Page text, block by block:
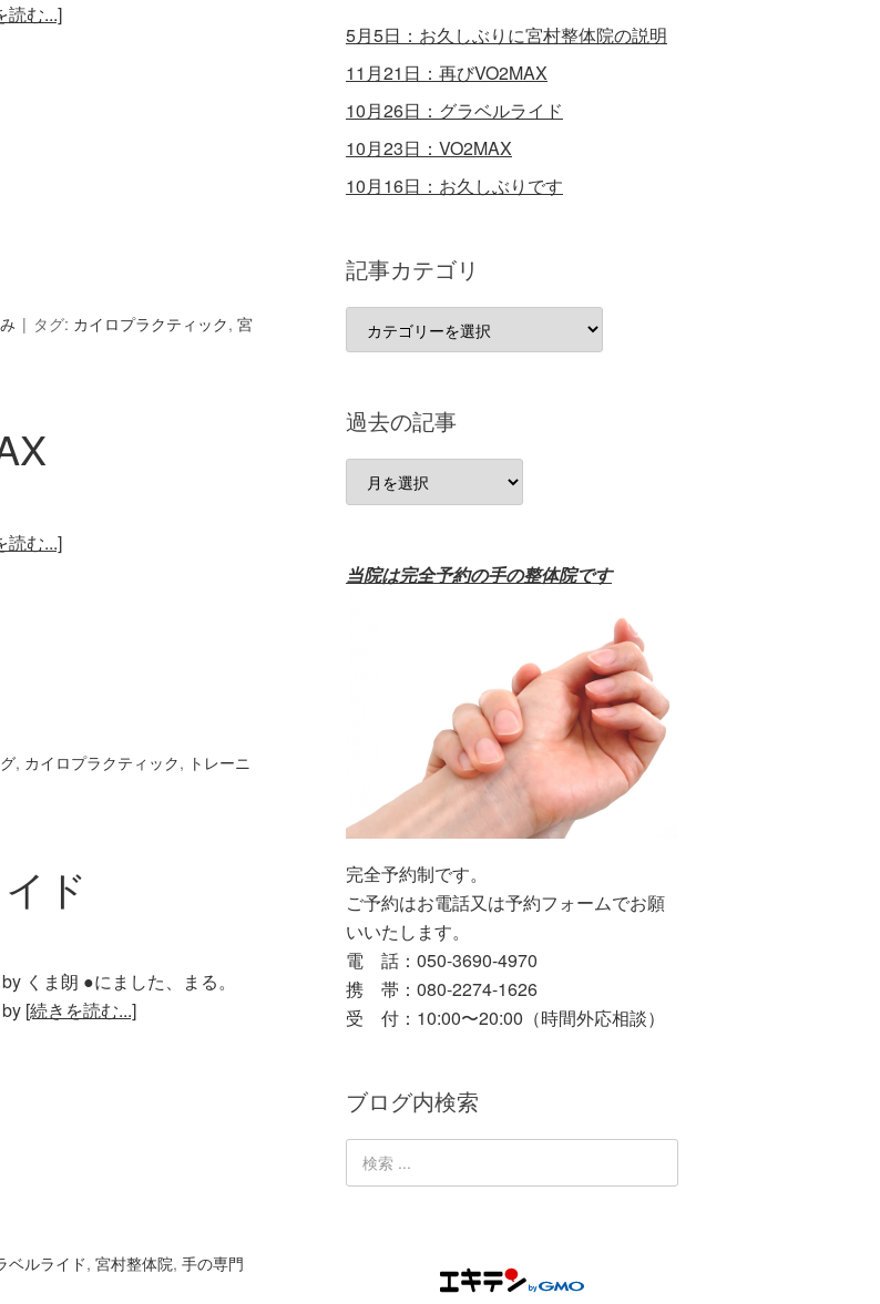
読む...]
タグ: カイロプラクティック, 宮
読む...]
, カイロプラクティック, トレーニ
ド
くま朗 ●にました、まる。
[続きを読む...]
ベルライド, 宮村整体院, 手の専門
5月5日：お久しぶりに宮村整体院の説明
11月21日：再びVO2MAX
10月26日：グラベルライド
10月23日：VO2MAX
10月16日：お久しぶりです
記事カテゴリ
事
テ
ゴ
リ
過去の記事
去
事
当院は完全予約の手の整体院です
完全予約制です。
ご予約はお電話又は予約フォームでお願
いいたします。
電 話：050-3690-4970
携 帯：080-2274-1626
受 付：10:00〜20:00（時間外応相談）
ブログ内検索